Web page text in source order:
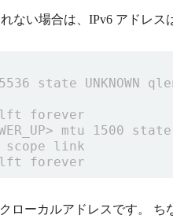
ない場合は、IPv6 アドレス
ローカルアドレスです。 ち